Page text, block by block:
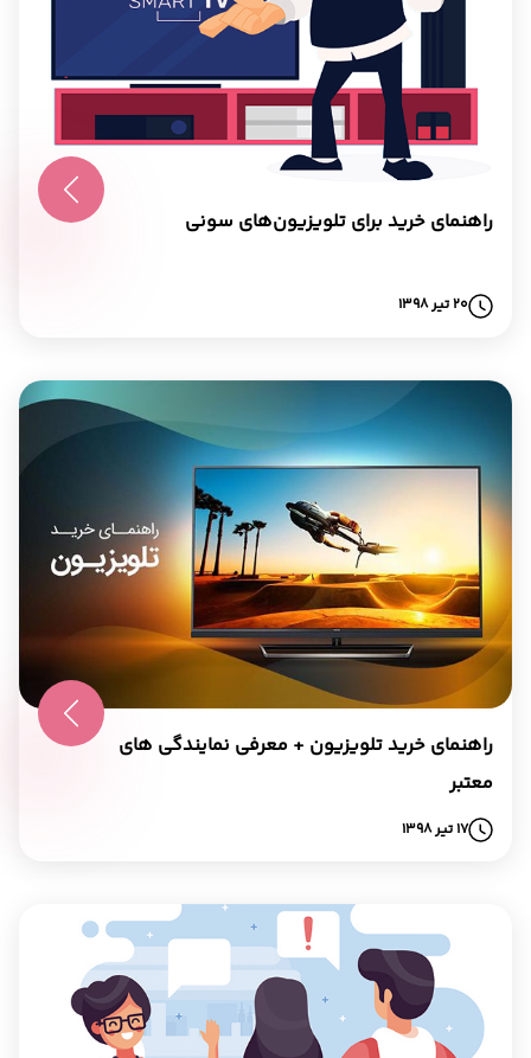
راهنمای خرید برای تلویزیون‌های سونی
20 تیر 1398
راهنمای خرید تلویزیون + معرفی نمایندگی های
معتبر
17 تیر 1398